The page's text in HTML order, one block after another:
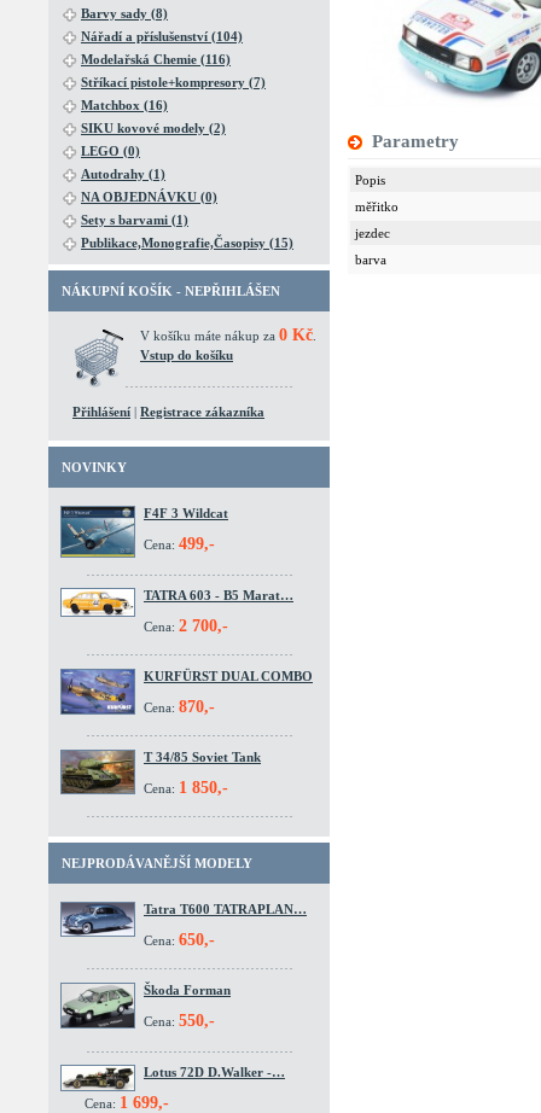
Barvy sady (8)
Nářadí a příslušenství (104)
Modelařská Chemie (116)
Stříkací pistole+kompresory (7)
Matchbox (16)
SIKU kovové modely (2)
LEGO (0)
Autodrahy (1)
NA OBJEDNÁVKU (0)
Sety s barvami (1)
Publikace,Monografie,Časopisy (15)
NÁKUPNÍ KOŠÍK - NEPŘIHLÁŠEN
V košíku máte nákup za 0 Kč
Vstup do košíku
Přihlášení | Registrace zákazníka
NOVINKY
F4F 3 Wildcat
Cena: 499,-
TATRA 603 - B5 Marat…
Cena: 2 700,-
KURFÜRST DUAL COMBO
Cena: 870,-
T 34/85 Soviet Tank
Cena: 1 850,-
NEJPRODÁVANĚJŠÍ MODELY
Tatra T600 TATRAPLAN…
Cena: 650,-
Škoda Forman
Cena: 550,-
Lotus 72D D.Walker -…
Cena: 1 699,-
Parametry
Popis
měřitko
jezdec
barva